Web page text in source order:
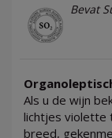
Bevat
Als u de wijn
lichtjes violette
breed,